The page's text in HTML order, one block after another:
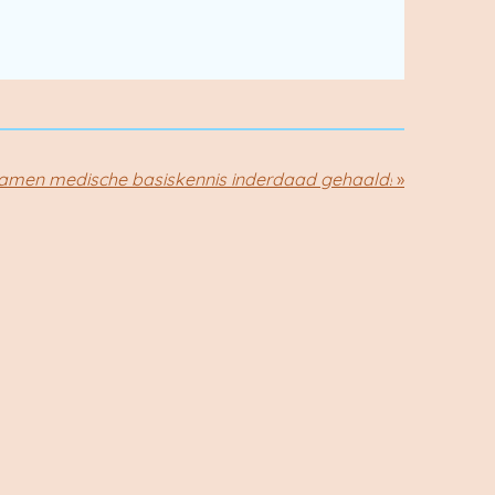
medische basiskennis inderdaad gehaald! »